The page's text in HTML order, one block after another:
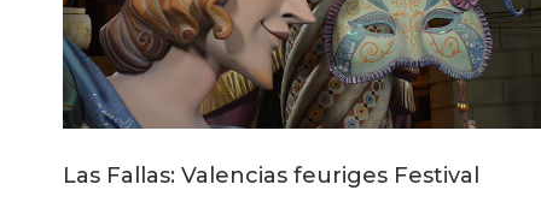
Las Fallas: Valencias feuriges Festival